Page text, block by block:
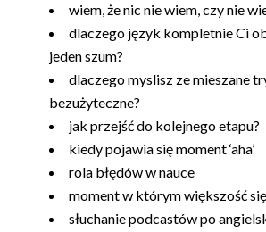
wiem, że nic nie wiem, czy nie
dlaczego język kompletnie Ci
jeden szum?
dlaczego myslisz ze mieszane
bezużyteczne?
jak przejść do kolejnego etapu?
kiedy pojawia się moment ‘aha’
rola błędów w nauce
moment w którym większość
słuchanie podcastów po